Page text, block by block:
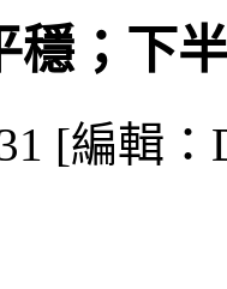
穩；下
[編輯